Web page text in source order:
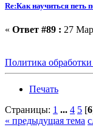
Re:Как научиться петь
« Ответ #89 : 27
Политика
Печать
Страницы: 1 ... 4 5 [6
« предыдущая тема